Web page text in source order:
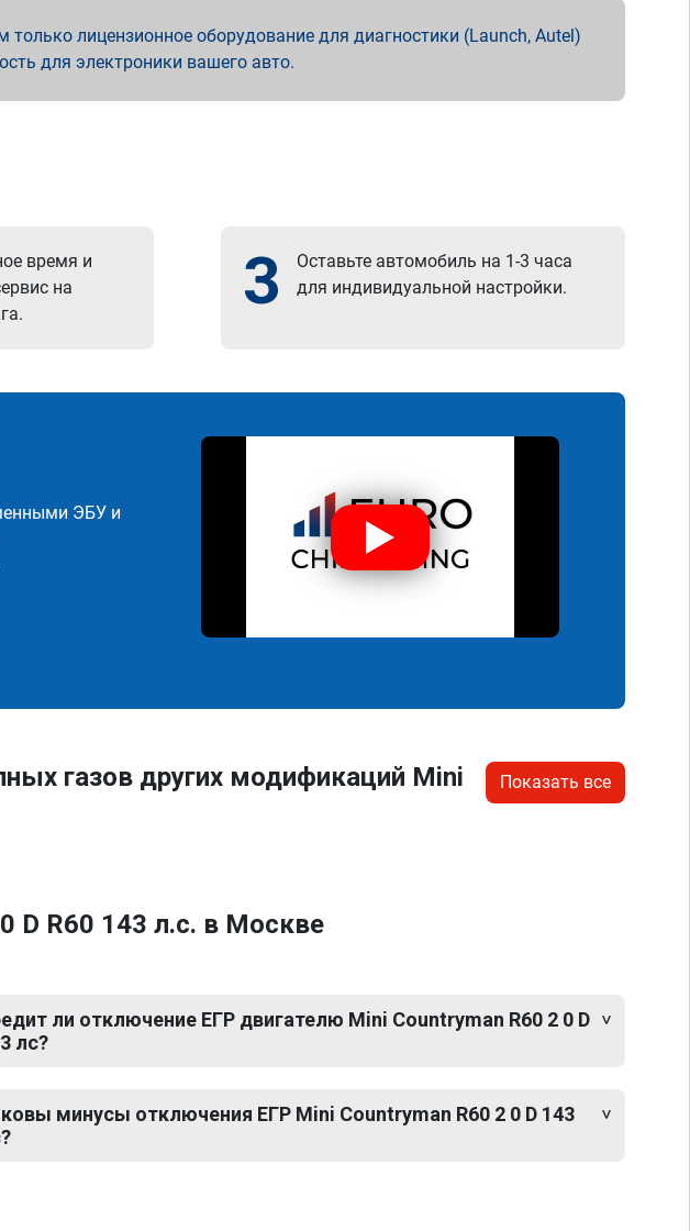
лицензионное оборудование для диагностики (Launch, Autel)
для электроники вашего авто.
время и
на
3
Оставьте автомобиль на 1-3 часа
для индивидуальной настройки.
ЭБУ и
газов других модификаций Mini
Показать все
D R60 143 л.с. в Москве
ли отключение ЕГР двигателю Mini Countryman R60 2 0 D
лс?
минусы отключения ЕГР Mini Countryman R60 2 0 D 143